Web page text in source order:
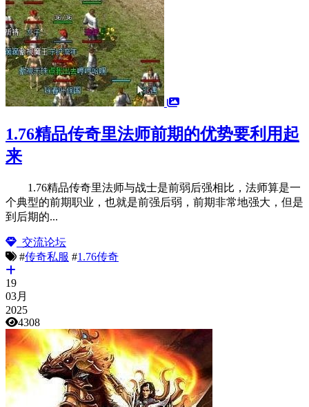
1.76精品传奇里法师前期的优势要利用起
来
1.76精品传奇里法师与战士是前弱后强相比，法师算是一
个典型的前期职业，也就是前强后弱，前期非常地强大，但是
到后期的...
交流论坛
#传奇私服 #1.76传奇
19
03月
2025
4308